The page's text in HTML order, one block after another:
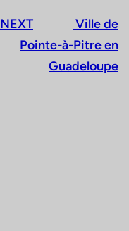
NEXT
Ville de
Pointe-à-Pitre en
Guadeloupe